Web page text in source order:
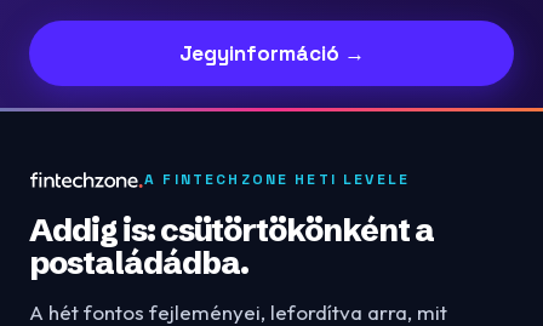
Jegyinformáció →
A FINTECHZONE HETI LEVELE
Addig is: csütörtökönként a
postaládádba.
A hét fontos fejleményei, lefordítva arra, mit